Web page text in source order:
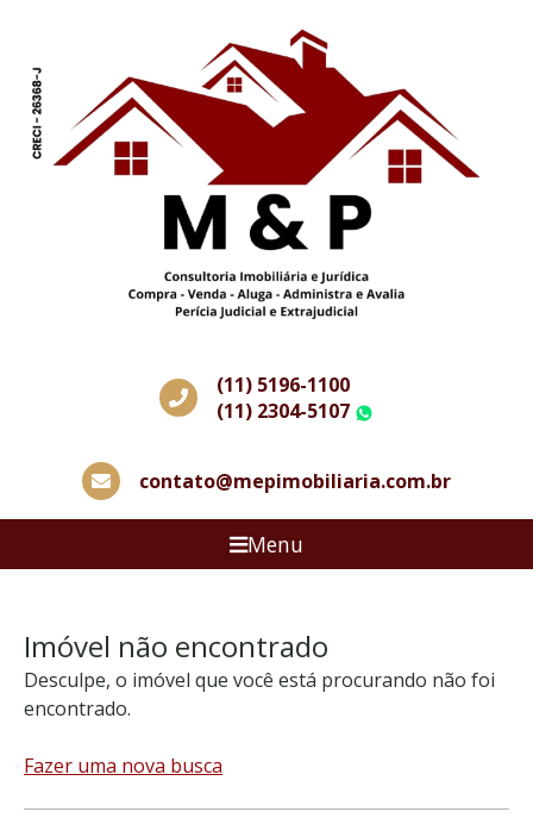
(11) 5196-1100
(11) 2304-5107
contato@mepimobiliaria.com.br
Menu
Imóvel não encontrado
Desculpe, o imóvel que você está procurando não foi
encontrado.
Fazer uma nova busca